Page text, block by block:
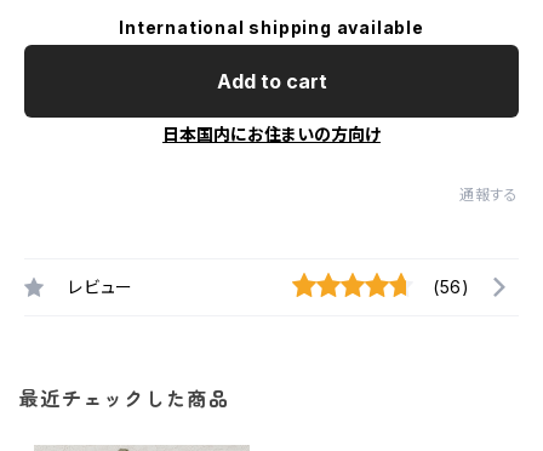
International shipping available
Add to cart
日本国内にお住まいの方向け
通報する
レビュー (56)
最近チェックした商品